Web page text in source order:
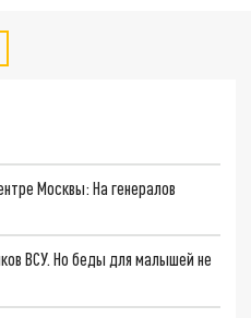
Москвы: На генералов
ВСУ. Но беды для малышей не